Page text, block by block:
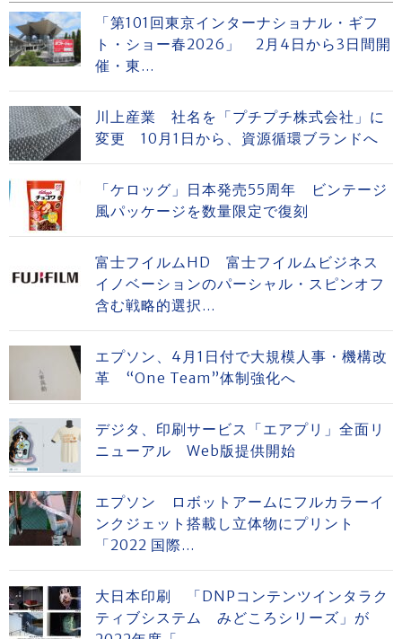
「第101回東京インターナショナル・ギフ
ト・ショー春2026」 2月4日から3日間開
催・東...
川上産業 社名を「プチプチ株式会社」に
変更 10月1日から、資源循環ブランドへ
「ケロッグ」日本発売55周年 ビンテージ
風パッケージを数量限定で復刻
富士フイルムHD 富士フイルムビジネス
イノベーションのパーシャル・スピンオフ
含む戦略的選択...
エプソン、4月1日付で大規模人事・機構改
革 “One Team”体制強化へ
デジタ、印刷サービス「エアプリ」全面リ
ニューアル Web版提供開始
エプソン ロボットアームにフルカラーイ
ンクジェット搭載し立体物にプリント
「2022 国際...
大日本印刷 「DNPコンテンツインタラク
ティブシステム みどころシリーズ」が